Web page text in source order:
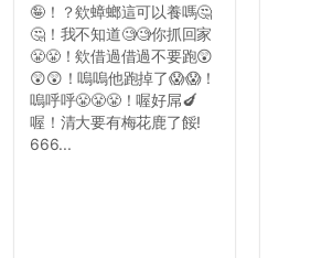
🤪！？欸蟑螂這可以養嗎🤔
🤔！我不知道🧐🧐你抓回家
😤😤！欸借過借過不要跑😲
😲😲！嗚嗚他跑掉了😱😱！
嗚呼呼😤😤😤！喔好屌🍆
喔！清大要有梅花鹿了餒!
666...